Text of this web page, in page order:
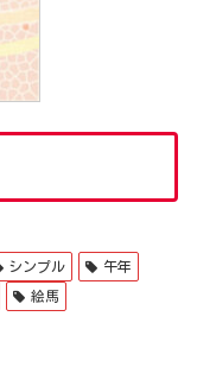
シンプル 午年
絵馬